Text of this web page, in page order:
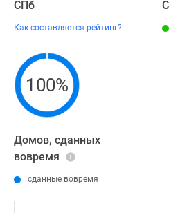
СПб
Как составляется рейтинг?
100%
Домов, сданных
вовремя
сданные вовремя